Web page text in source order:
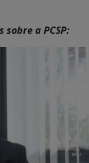
a PCSP: